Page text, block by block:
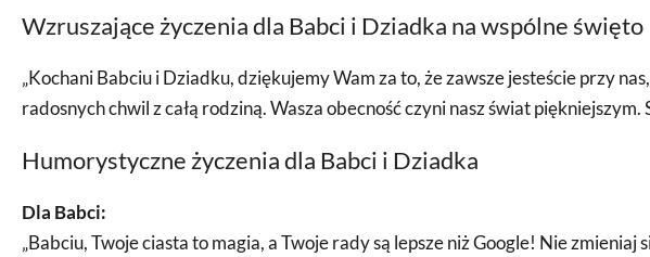
Wzruszające życzenia dla Babci i Dziadka na wspólne święto
„Kochani Babciu i Dziadku, dziękujemy Wam za to, że zawsze jesteście przy
radosnych chwil z całą rodziną. Wasza obecność czyni nasz świat piękniejszym.
Humorystyczne życzenia dla Babci i Dziadka
Dla Babci:
„Babciu, Twoje ciasta to magia, a Twoje rady są lepsze niż Google! Nie